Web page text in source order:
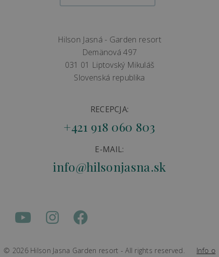
Hilson Jasná - Garden resort
Demänová 497
031 01 Liptovský Mikuláš
Slovenská republika
RECEPCJA:
+421 918 060 803
E-MAIL:
info@hilsonjasna.sk
© 2026 Hilson Jasna Garden resort - All rights reserved. Info o